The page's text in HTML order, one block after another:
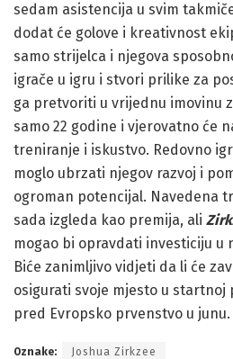
sedam asistencija u svim
dodat će golove i kreativnost
samo strijelca i njegova
igrače u igru i stvori prilike za
ga pretvoriti u vrijednu imovinu
samo 22 godine i vjerovatno će
treniranje i iskustvo. Redovno
moglo ubrzati njegov razvoj i
ogroman potencijal. Navedena
sada izgleda kao premija, ali
mogao bi opravdati investiciju u
Biće zanimljivo vidjeti da li će
osigurati svoje mjesto u startnoj
pred Evropsko prvenstvo u junu.
Oznake: Joshua Zirkzee